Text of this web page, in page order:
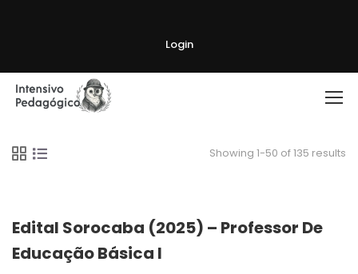
Login
Showing 1-50 of 135 results
Edital Sorocaba (2025) – Professor De
Educação Básica I